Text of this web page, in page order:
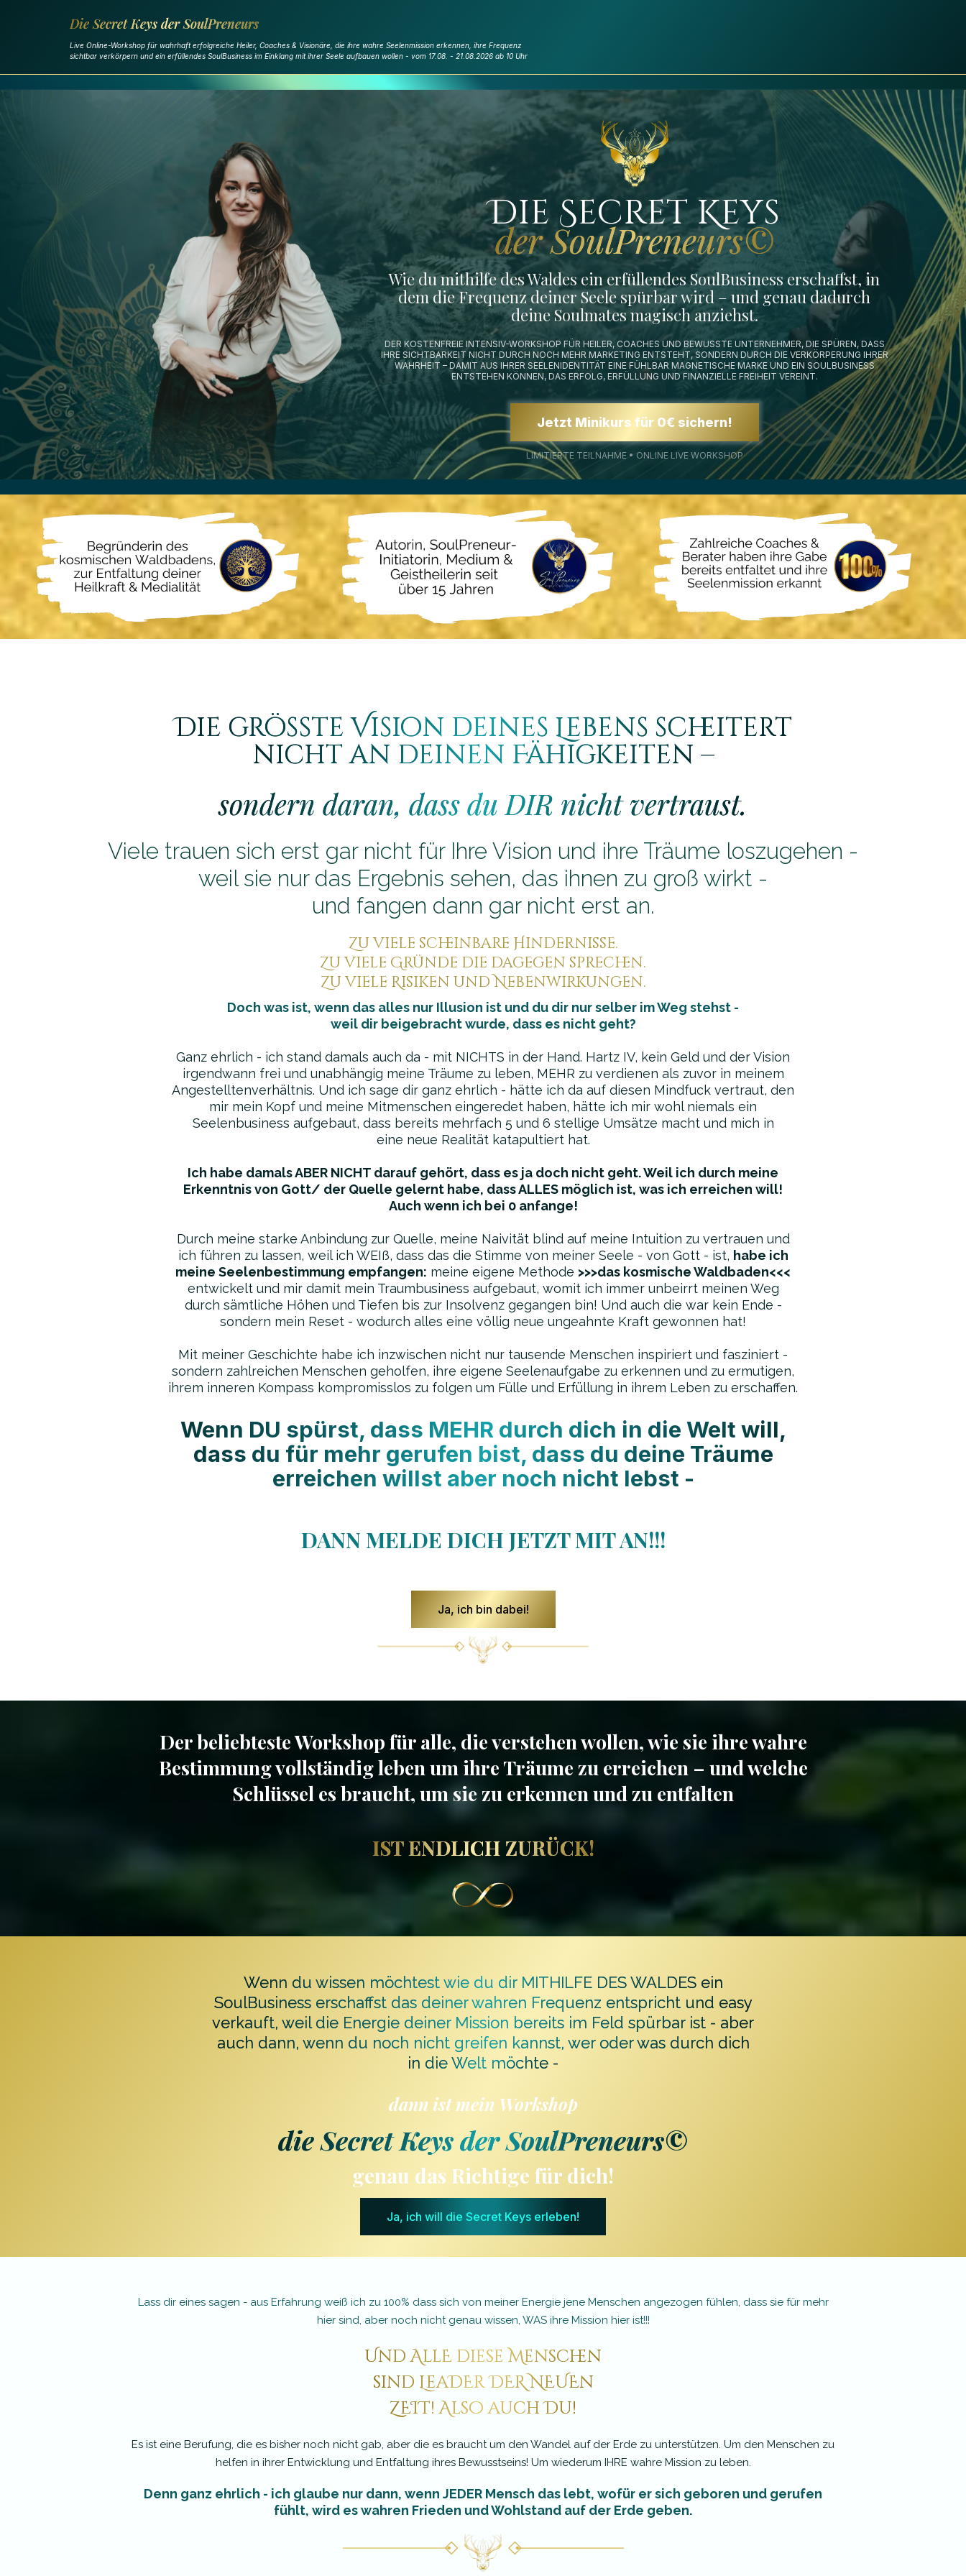
Die Secret Keys der SoulPreneurs
Live Online-Workshop für wahrhaft erfolgreiche Heiler, Coaches & Visionäre, die ihre wahre Seelenmission erkennen, ihre Frequenz
sichtbar verkörpern und ein erfüllendes SoulBusiness im Einklang mit ihrer Seele aufbauen wollen - vom 17.08. - 21.08.2026 ab 10 Uhr
Die Secret Keys
der SoulPreneurs©
Wie du mithilfe des Waldes ein erfüllendes SoulBusiness erschaffst, in
dem die Frequenz deiner Seele spürbar wird – und genau dadurch
deine Soulmates magisch anziehst.
DER KOSTENFREIE INTENSIV-WORKSHOP FÜR HEILER, COACHES UND BEWUSSTE UNTERNEHMER, DIE SPÜREN, DASS
IHRE SICHTBARKEIT NICHT DURCH NOCH MEHR MARKETING ENTSTEHT, SONDERN DURCH DIE VERKÖRPERUNG IHRER
WAHRHEIT – DAMIT AUS IHRER SEELENIDENTITÄT EINE FÜHLBAR MAGNETISCHE MARKE UND EIN SOULBUSINESS
ENTSTEHEN KÖNNEN, DAS ERFOLG, ERFÜLLUNG UND FINANZIELLE FREIHEIT VEREINT.
Jetzt Minikurs für 0€ sichern!
LIMITIERTE TEILNAHME • ONLINE LIVE WORKSHOP
Die größte Vision deines Lebens scheitert
nicht an deinen Fähigkeiten –
sondern daran, dass du DIR nicht vertraust.
Viele trauen sich erst gar nicht für Ihre Vision und ihre Träume loszugehen -
weil sie nur das Ergebnis sehen, das ihnen zu groß wirkt -
und fangen dann gar nicht erst an.
Zu viele scheinbare Hindernisse.
Zu viele Gründe die dagegen sprechen.
Zu viele Risiken und Nebenwirkungen.
Doch was ist, wenn das alles nur Illusion ist und du dir nur selber im Weg stehst -
weil dir beigebracht wurde, dass es nicht geht?
Ganz ehrlich - ich stand damals auch da - mit NICHTS in der Hand. Hartz IV, kein Geld und der Vision
irgendwann frei und unabhängig meine Träume zu leben, MEHR zu verdienen als zuvor in meinem
Angestelltenverhältnis. Und ich sage dir ganz ehrlich - hätte ich da auf diesen Mindfuck vertraut, den
mir mein Kopf und meine Mitmenschen eingeredet haben, hätte ich mir wohl niemals ein
Seelenbusiness aufgebaut, dass bereits mehrfach 5 und 6 stellige Umsätze macht und mich in
eine neue Realität katapultiert hat.
Ich habe damals ABER NICHT darauf gehört, dass es ja doch nicht geht. Weil ich durch meine
Erkenntnis von Gott/ der Quelle gelernt habe, dass ALLES möglich ist, was ich erreichen will!
Auch wenn ich bei 0 anfange!
Durch meine starke Anbindung zur Quelle, meine Naivität blind auf meine Intuition zu vertrauen und
ich führen zu lassen, weil ich WEIß, dass das die Stimme von meiner Seele - von Gott - ist, habe ich
meine Seelenbestimmung empfangen: meine eigene Methode >>>das kosmische Waldbaden<<<
entwickelt und mir damit mein Traumbusiness aufgebaut, womit ich immer unbeirrt meinen Weg
durch sämtliche Höhen und Tiefen bis zur Insolvenz gegangen bin! Und auch die war kein Ende -
sondern mein Reset - wodurch alles eine völlig neue ungeahnte Kraft gewonnen hat!
Mit meiner Geschichte habe ich inzwischen nicht nur tausende Menschen inspiriert und fasziniert -
sondern zahlreichen Menschen geholfen, ihre eigene Seelenaufgabe zu erkennen und zu ermutigen,
ihrem inneren Kompass kompromisslos zu folgen um Fülle und Erfüllung in ihrem Leben zu erschaffen.
Wenn DU spürst, dass MEHR durch dich in die Welt will,
dass du für mehr gerufen bist, dass du deine Träume
erreichen willst aber noch nicht lebst -
DANN MELDE DICH JETZT MIT AN!!!
Ja, ich bin dabei!
Der beliebteste Workshop für alle, die verstehen wollen, wie sie ihre wahre
Bestimmung vollständig leben um ihre Träume zu erreichen – und welche
Schlüssel es braucht, um sie zu erkennen und zu entfalten
IST ENDLICH ZURÜCK!
Wenn du wissen möchtest wie du dir MITHILFE DES WALDES ein
SoulBusiness erschaffst das deiner wahren Frequenz entspricht und easy
verkauft, weil die Energie deiner Mission bereits im Feld spürbar ist - aber
auch dann, wenn du noch nicht greifen kannst, wer oder was durch dich
in die Welt möchte -
dann ist mein Workshop
die Secret Keys der SoulPreneurs©
genau das Richtige für dich!
Ja, ich will die Secret Keys erleben!
Lass dir eines sagen - aus Erfahrung weiß ich zu 100% dass sich von meiner Energie jene Menschen angezogen fühlen, dass sie für mehr
hier sind, aber noch nicht genau wissen, WAS ihre Mission hier ist!!!
Und AllE diese Menschen
sind LeaDEr DER NEUEn
ZEIT! Also auch Du!
Es ist eine Berufung, die es bisher noch nicht gab, aber die es braucht um den Wandel auf der Erde zu unterstützen. Um den Menschen zu
helfen in ihrer Entwicklung und Entfaltung ihres Bewusstseins! Um wiederum IHRE wahre Mission zu leben.
Denn ganz ehrlich - ich glaube nur dann, wenn JEDER Mensch das lebt, wofür er sich geboren und gerufen
fühlt, wird es wahren Frieden und Wohlstand auf der Erde geben.